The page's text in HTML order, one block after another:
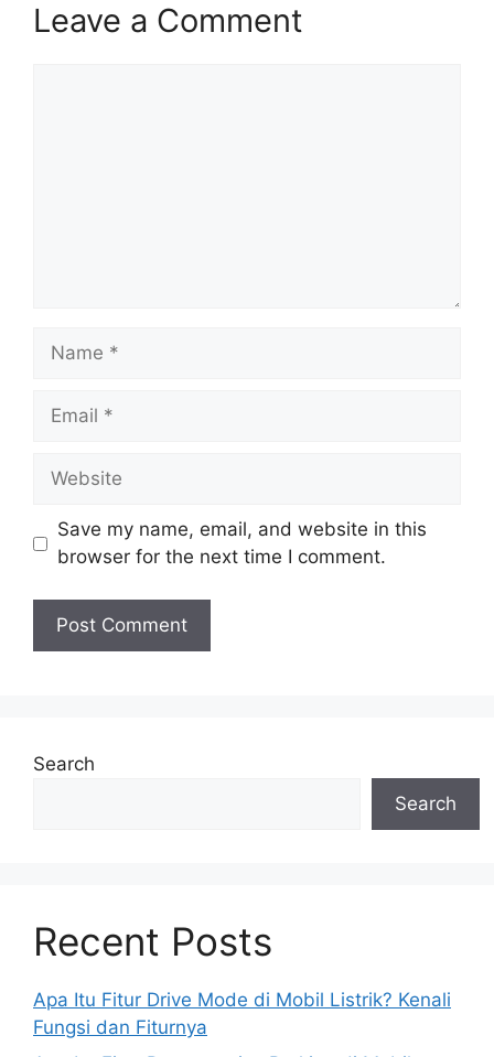
Leave a Comment
Name
Email
Website
Save my name, email, and website in this
browser for the next time I comment.
Search
Search
Recent Posts
Apa Itu Fitur Drive Mode di Mobil Listrik? Kenali
Fungsi dan Fiturnya